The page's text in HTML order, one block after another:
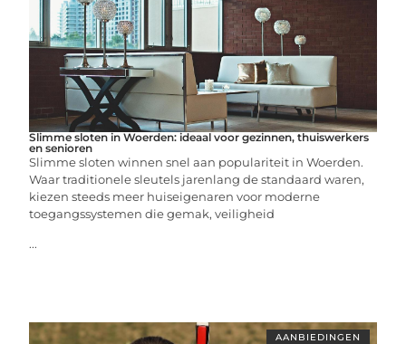
Slimme sloten in Woerden: ideaal voor gezinnen, thuiswerkers
en senioren
Slimme sloten winnen snel aan populariteit in Woerden.
Waar traditionele sleutels jarenlang de standaard waren,
kiezen steeds meer huiseigenaren voor moderne
toegangssystemen die gemak, veiligheid
...
AANBIEDINGEN